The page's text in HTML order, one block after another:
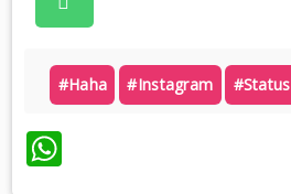
#haha #instagram #status
WhatsApp